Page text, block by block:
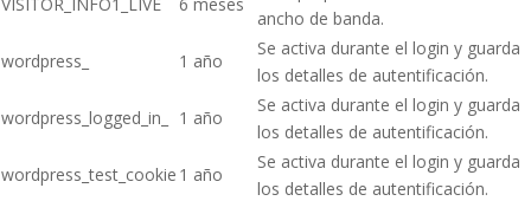
ancho de banda.
wordpress_
1 año
Se activa durante el login y guarda
los detalles de autentificación.
wordpress_logged_in_
1 año
Se activa durante el login y guarda
los detalles de autentificación.
wordpress_test_cookie 1 año
Se activa durante el login y guarda
los detalles de autentificación.